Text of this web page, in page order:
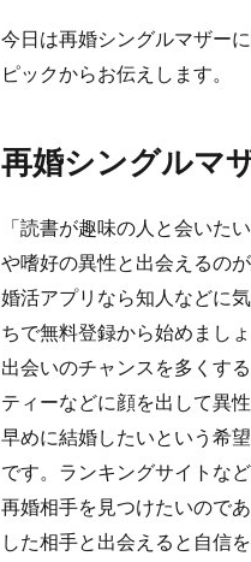
今日は再婚シングルマザー
ピックからお伝えします。
再婚シングルマ
「読書が趣味の人と会いた
や嗜好の異性と出会えるの
婚活アプリなら知人などに
ちで無料登録から始めましょ
出会いのチャンスを多くす
ティーなどに顔を出して異
早めに結婚したいという希
です。ランキングサイトな
再婚相手を見つけたいので
した相手と出会えると自信